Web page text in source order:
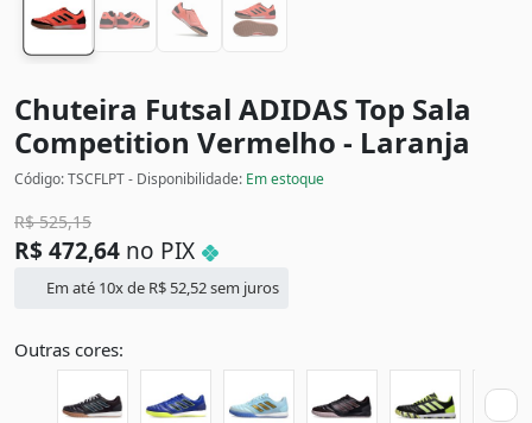
Chuteira Futsal ADIDAS Top Sala
Competition Vermelho - Laranja
Código: TSCFLPT - Disponibilidade: Em estoque
R$525,15
R$ 472,64 no PIX
Em até 10x de R$ 52,52sem juros
Outras cores: